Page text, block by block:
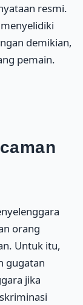
resmi.
demikian,
pemain.
orang
Untuk itu,
gugatan
jika